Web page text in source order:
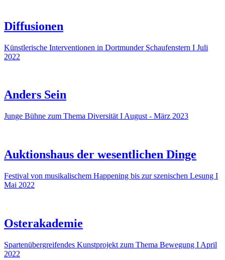
Diffusionen
Künstlerische Interventionen in Dortmunder Schaufenstern I Juli
2022
Anders Sein
Junge Bühne zum Thema Diversität I August - März 2023
Auktionshaus der wesentlichen Dinge
Festival von musikalischem Happening bis zur szenischen Lesung I
Mai 2022
Osterakademie
Spartenübergreifendes Kunstprojekt zum Thema Bewegung I April
2022